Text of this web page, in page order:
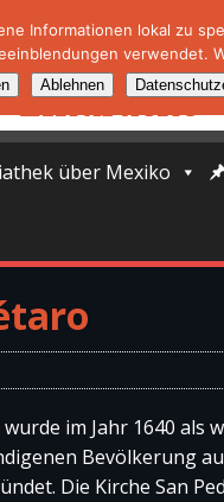
über Mexiko
im Jahr 1640 als
Bevölkerung
Die Kirche San
Informationen lokal zu
verwendet.
Ablehnen